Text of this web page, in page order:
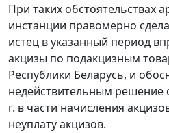
При таких обстоятельствах
инстанции правомерно
истец в указанный период
акцизы по подакцизным
Республики Беларусь, и
недействительным решение
г. в части начисления
неуплату акцизов.